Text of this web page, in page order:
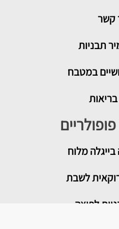
קשר
תבניות
במטבח
בייגלה מלוח
לשבת
לפיצה